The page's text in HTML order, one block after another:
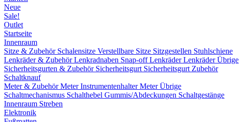
Neue
Sale!
Outlet
Startseite
Innenraum
Sitze & Zubehör Schalensitze Verstellbare Sitze Sitzgestellen Stuhlschiene
Lenkräder & ZubehörLenkradnaben Snap-offLenkräderLenkräder Übrige
Sicherheitsgurten & Zubehör Sicherheitsgurt Sicherheitsgurt Zubehör
Schaltknauf
Meter & ZubehörMeterInstrumentenhalterMeter Übrige
Schaltmechanismus Schalthebel Gummis/Abdeckungen Schaltgestänge
Innenraum Streben
Elektronik